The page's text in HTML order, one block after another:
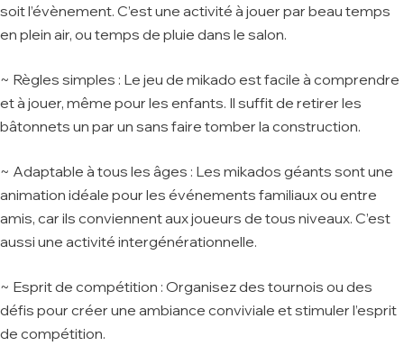
soit l’évènement. C’est une activité à jouer par beau temps
en plein air, ou temps de pluie dans le salon.
~ Règles simples : Le jeu de mikado est facile à comprendre
et à jouer, même pour les enfants. Il suffit de retirer les
bâtonnets un par un sans faire tomber la construction.
~ Adaptable à tous les âges : Les mikados géants sont une
animation idéale pour les événements familiaux ou entre
amis, car ils conviennent aux joueurs de tous niveaux. C’est
aussi une activité intergénérationnelle.
~ Esprit de compétition : Organisez des tournois ou des
défis pour créer une ambiance conviviale et stimuler l’esprit
de compétition.